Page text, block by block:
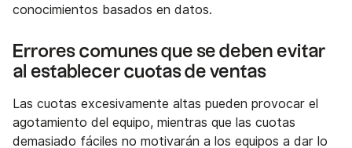
conocimientos basados en datos.
Errores comunes que se deben evitar
al establecer cuotas de ventas
Las cuotas excesivamente altas pueden provocar el
agotamiento del equipo, mientras que las cuotas
demasiado fáciles no motivarán a los equipos a dar lo